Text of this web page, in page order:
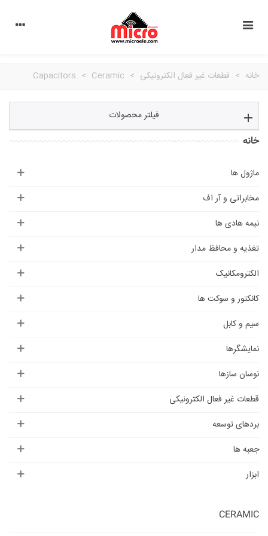
خانه > قطعات غیر فعال الکترونیکی >
Capacitors > Ceramic
فیلتر محصولات
خانه
ماژول ها
مخابراتی و آر اف
نیمه هادی ها
تغذیه و محافظ مدار
الکترومکانیک
کانکتور و سوکت ها
سیم و کابل
نمایشگرها
نوسان سازها
قطعات غیر فعال الکترونیکی
بردهای توسعه
جعبه ها
ابزار
CERAMIC